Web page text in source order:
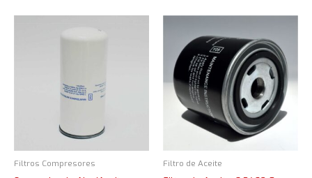
Filtros Compresores Filtro de Aceite